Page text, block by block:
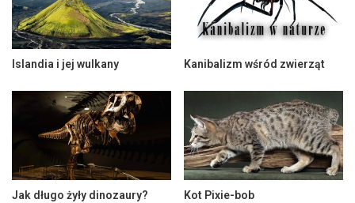
Islandia i jej wulkany Kanibalizm wśród zwierząt
Jak długo żyły dinozaury? Kot Pixie-bob